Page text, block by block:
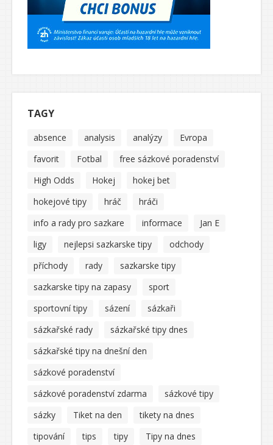
TAGY
absence analysis analýzy
Evropa
favorit
Fotbal
free sázkové poradenství
High Odds
Hokej
hokej bet
hokejové tipy
hráč
hráči
info a rady pro sazkare
informace
Jan E
ligy
nejlepsi sazkarske tipy
odchody
příchody
rady
sazkarske tipy
sazkarske tipy na zapasy
sport
sportovní tipy
sázení
sázkaři
sázkařské rady
sázkařské tipy dnes
sázkařské tipy na dnešní den
sázkové poradenství
sázkové poradenství zdarma
sázkové tipy
sázky
Tiket na den
tikety na dnes
tipování
tips tipy Tipy na dnes